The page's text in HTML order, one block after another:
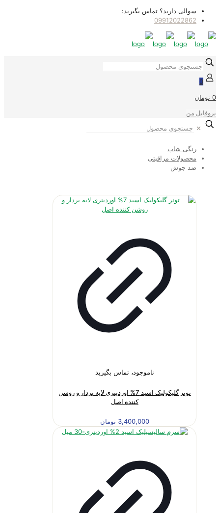
سوالی دارید؟ تماس بگیرید:
09912022862
0
0 تومان
پروفایل من
✕
رنگی شاپ
محصولات مراقبتی
ضد جوش
ناموجود، تماس بگیرید
تونر گلیکولیک اسید 7% اوردینری لایه بردار و روشن
کننده اصل
3,400,000 تومان